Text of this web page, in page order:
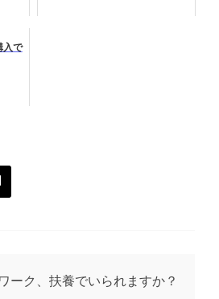
入で
ーク、扶養でいられますか？